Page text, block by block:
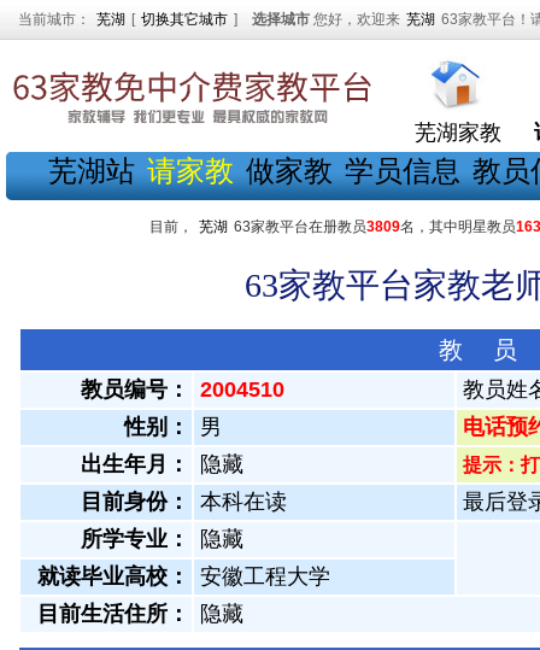
当前城市： 芜湖 [ 切换其它城市 ] 选择城市 您好，欢迎来 芜湖 63家教平台！
芜湖家教
芜湖站 请家教 做家教 学员信息 教员
目前， 芜湖 63家教平台在册教员3809名，其中明星教员163
63家教平台家教老
教 员
教员编号： 2004510
教员姓
性别：
男
电话预
出生年月：
隐藏 提示：
目前身份： 本科在读
最后登
所学专业：
隐藏
就读毕业高校：
安徽工程大学
目前生活住所：
隐藏